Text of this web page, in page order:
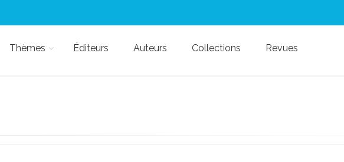
Thèmes Éditeurs Auteurs Collections Revues